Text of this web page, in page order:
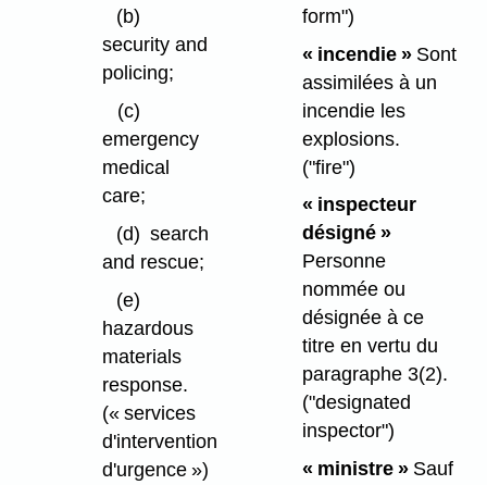
(b)
security and
policing;
(c)
emergency
medical
care;
(d) search
and rescue;
(e)
hazardous
materials
response.
(« services
d'intervention
d'urgence »)
form")
« incendie »Sont
assimilées à un
incendie les
explosions.
("fire")
« inspecteur
désigné »
Personne
nommée ou
désignée à ce
titre en vertu du
paragraphe 3(2).
("designated
inspector")
« ministre » Sauf